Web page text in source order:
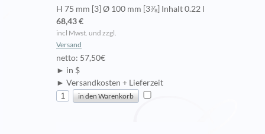
H 75 mm [3] Ø 100 mm [3⅞] Inhalt 0.22 l
68,43 €
incl Mwst. und zzgl.
Versand
netto: 57,50€
► in $
► Versandkosten + Lieferzeit